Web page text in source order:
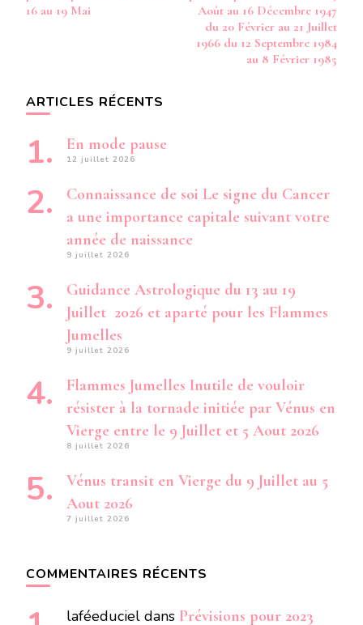
16 au 19 Mai
Août au 16 Décembre 1947
du 20 Février au 21 Juillet
1966 du 12 Septembre 1984
au 8 Février 1985
ARTICLES RÉCENTS
En mode pause
12 juillet 2026
Connaissance de soi Le signe du Cancer
a une importance capitale suivant votre
année de naissance
9 juillet 2026
Guidance Astrologique du 13 au 19
Juillet 2026 et aparté pour les Flammes
Jumelles
9 juillet 2026
Flammes Jumelles Inutile de vouloir
résister à la tornade initiée par Vénus en
Vierge entre le 9 Juillet et 5 Aout 2026
8 juillet 2026
Vénus transit en Vierge du 9 Juillet au 5
Aout 2026
7 juillet 2026
COMMENTAIRES RÉCENTS
laféeduciel dans Prévisions pour 2023